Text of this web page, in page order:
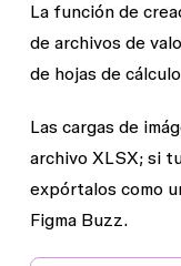
La función de
de archivos de
de hojas de
Las cargas de
archivo XLSX; si
expórtalos como
Figma Buzz.